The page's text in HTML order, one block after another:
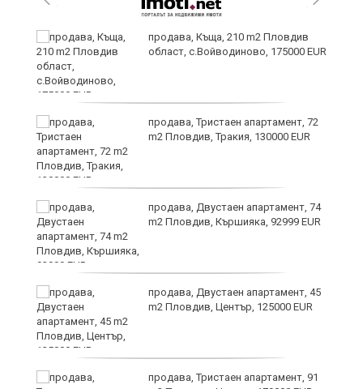
продава, Къща, 210 m2 Пловдив
област, с.Войводиново, 175000 EUR
продава, Тристаен апартамент, 72
m2 Пловдив, Тракия, 130000 EUR
продава, Двустаен апартамент, 74
m2 Пловдив, Кършияка, 92999 EUR
продава, Двустаен апартамент, 45
m2 Пловдив, Център, 125000 EUR
продава, Тристаен апартамент, 91